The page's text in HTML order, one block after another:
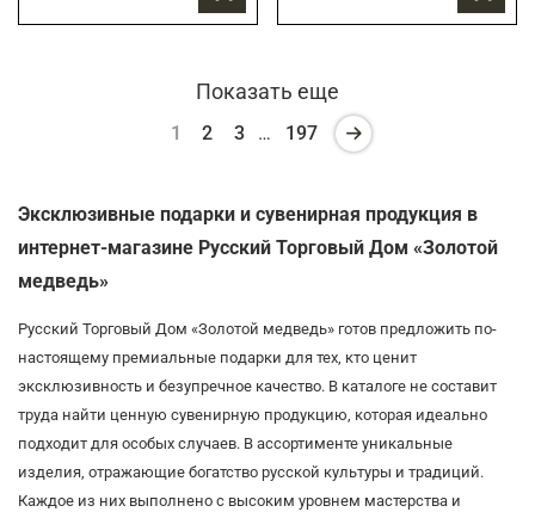
Показать еще
1 2 3 … 197
Эксклюзивные подарки и сувенирная продукция в
интернет-магазине Русский Торговый Дом «Золотой
медведь»
Русский Торговый Дом «Золотой медведь» готов предложить по-
настоящему премиальные подарки для тех, кто ценит
эксклюзивность и безупречное качество. В каталоге не составит
труда найти ценную сувенирную продукцию, которая идеально
подходит для особых случаев. В ассортименте уникальные
изделия, отражающие богатство русской культуры и традиций.
Каждое из них выполнено с высоким уровнем мастерства и